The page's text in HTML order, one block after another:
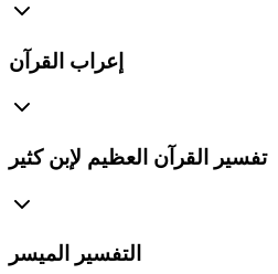
إعراب القرآن
تفسير القرآن العظيم لإبن كثير
التفسير الميسر